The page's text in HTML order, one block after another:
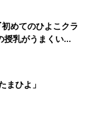
。
。
す。
賽銭箱に入れま
めてのひよこクラ
授乳がうまくい
トラブル 解決テ
まひよ」